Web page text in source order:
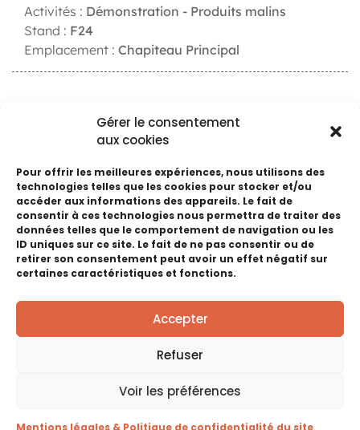
Gérer le consentement
aux cookies
Pour offrir les meilleures expériences, nous utilisons des
technologies telles que les cookies pour stocker et/ou
accéder aux informations des appareils. Le fait de
consentir à ces technologies nous permettra de traiter des
données telles que le comportement de navigation ou les
ID uniques sur ce site. Le fait de ne pas consentir ou de
retirer son consentement peut avoir un effet négatif sur
certaines caractéristiques et fonctions.
Accepter
Refuser
Voir les préférences
Mentions légales & Politique de confidentialité du site
Activités : Démonstration - Produits malins
Stand : F24
Emplacement : Chapiteau Principal
SAS VADOT
Robot lave vitre
Web : -
Activités :Démonstration - Produits malins
Stand :I13
Emplacement :Chapiteau Principal
Haute Foire de Pontarlier
RETOUR EN IMAGES
Voir les éditions précédentes